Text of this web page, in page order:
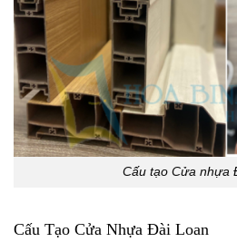
Cấu tạo Cửa nhựa
Cấu Tạo Cửa Nhựa Đài Loan